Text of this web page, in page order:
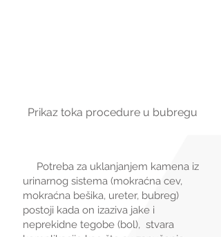
Prikaz toka procedure u bubregu
Potreba za uklanjanjem kamena iz
urinarnog sistema (mokraćna cev,
mokraćna bešika, ureter, bubreg)
postoji kada on izaziva jake i
neprekidne tegobe (bol), stvara